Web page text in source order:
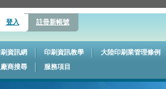
登入 註冊新帳號
資訊網 印刷資訊教學 大陸印刷業管理條例
商搜尋
服務項目